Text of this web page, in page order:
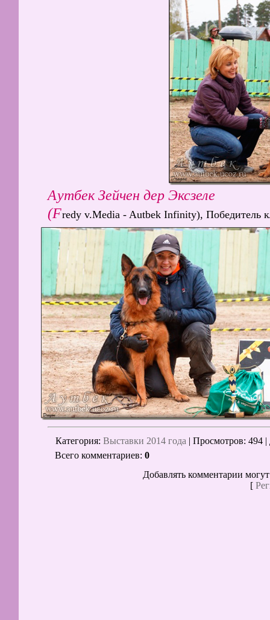
Аутбек Зейчен дер Эксзеле
(Fredy v.Media - Autbek Infinity), Победитель
Категория: Выставки 2014 года | Просмотров: 494 |
Всего комментариев: 0
Добавлять комментарии
[